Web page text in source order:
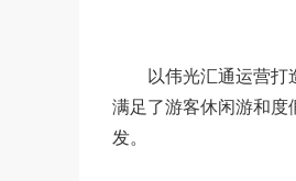
以伟光汇通运营打造
满足了游客休闲游和度
发。